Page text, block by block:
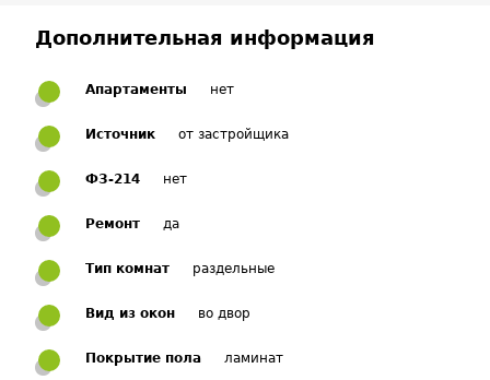
Дополнительная информация
Апартаменты нет
Источник от застройщика
ФЗ-214 нет
Ремонт да
Тип комнат раздельные
Вид из окон во двор
Покрытие пола ламинат